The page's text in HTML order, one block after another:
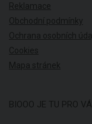
Reklamace
Obchodní podmínky
Ochrana osobních
Cookies
Mapa stránek
BIOOO JE TU PRO